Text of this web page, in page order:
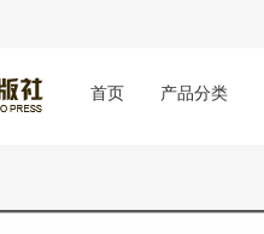
首页 产品分类